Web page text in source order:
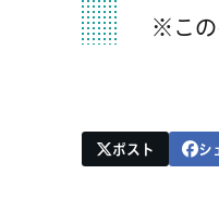
※この
ポスト シ